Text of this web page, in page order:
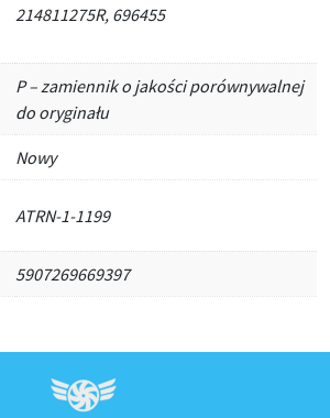
214811275R, 696455
P – zamiennik o jakości porównywalnej
do oryginału
Nowy
ATRN-1-1199
5907269669397